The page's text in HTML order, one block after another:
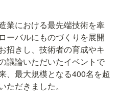
業における最先端技術を牽
ーバルにものづくりを展開
招きし、技術者の育成やキ
議論いただいたイベントで
、最大規模となる400名を超
ただきました。